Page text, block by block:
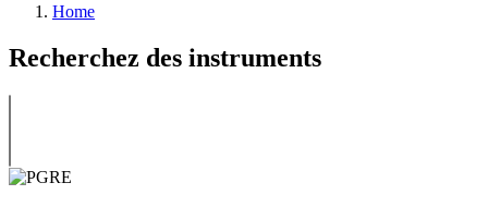
Home
Recherchez des instruments